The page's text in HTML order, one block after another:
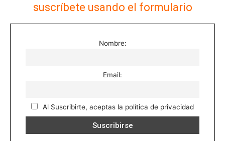
suscríbete usando el formulario
Nombre:
Email:
Al Suscribirte, aceptas la política de privacidad